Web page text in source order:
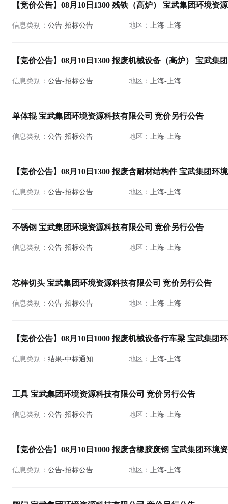
【竞价公告】08月10日1300 残铁（高炉） 宝武集团环境资
信息类别： 公告-招标公告 地区： 上海-上海
【竞价公告】08月10日1300 报废机械设备（高炉） 宝武集
信息类别： 公告-招标公告 地区： 上海-上海
单体辊 宝武集团环境资源科技有限公司 竞价另行公告
信息类别： 公告-招标公告 地区： 上海-上海
【竞价公告】08月10日1300 报废含耐材结构件 宝武集团环
信息类别： 公告-招标公告 地区： 上海-上海
不锈钢 宝武集团环境资源科技有限公司 竞价另行公告
信息类别： 公告-招标公告 地区： 上海-上海
芯棒切头 宝武集团环境资源科技有限公司 竞价另行公告
信息类别： 公告-招标公告 地区： 上海-上海
【竞价公告】08月10日1000 报废机械设备行车梁 宝武集团
信息类别： 结果-中标通知 地区： 上海-上海
工具 宝武集团环境资源科技有限公司 竞价另行公告
信息类别： 公告-招标公告 地区： 上海-上海
【竞价公告】08月10日1000 报废含橡胶废钢 宝武集团环境
信息类别： 公告-招标公告 地区： 上海-上海